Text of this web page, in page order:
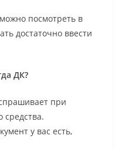
посмотреть в
достаточно ввести
ДК?
при
средства.
у вас есть,